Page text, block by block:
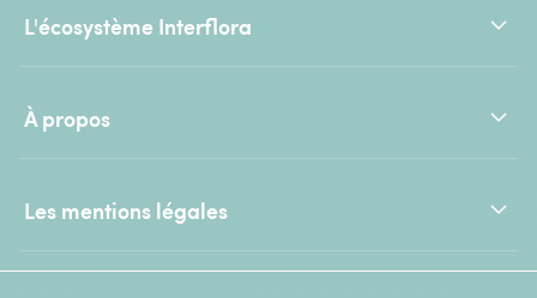
L'écosystème Interflora
À propos
Les mentions légales